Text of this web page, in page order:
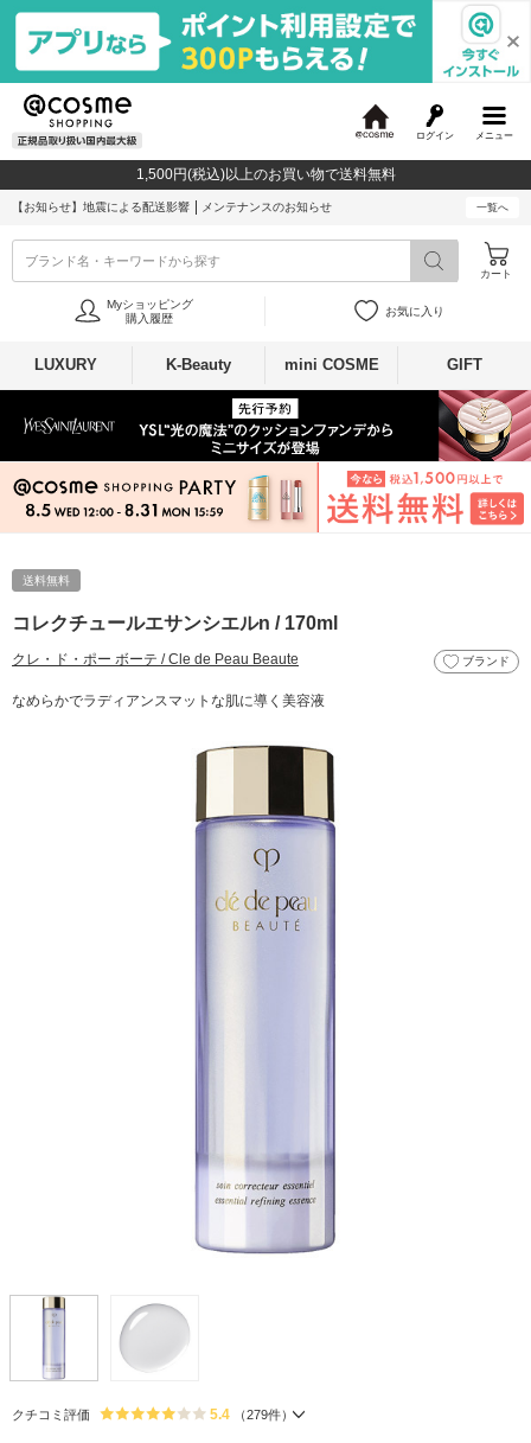
メニュー
ログイン
c
o
1,500円(税込)以上のお買い物で送料無料
【お知らせ】 地震による配送影響 メンテナンスのお知らせ 一覧へ
ブランド名・キーワードから探す
カート
Myショッピング
購入履歴
お気に入り
LUXURY K-Beauty mini COSME GIFT
送料無料
コレクチュールエサンシエルn / 170ml
クレ・ド・ポー ボーテ / Cle de Peau Beaute ブランド
なめらかでラディアンスマットな肌に導く美容液
クチコミ評価 5.4 （279件）